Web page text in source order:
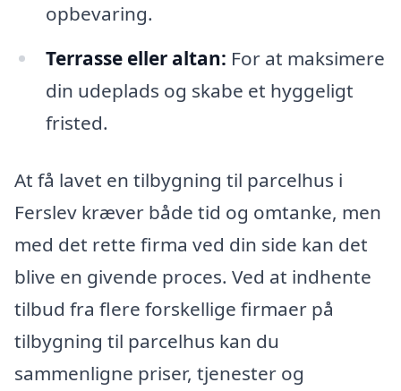
opbevaring.
Terrasse eller altan: For at maksimere
din udeplads og skabe et hyggeligt
fristed.
At få lavet en tilbygning til parcelhus i
Ferslev kræver både tid og omtanke, men
med det rette firma ved din side kan det
blive en givende proces. Ved at indhente
tilbud fra flere forskellige firmaer på
tilbygning til parcelhus kan du
sammenligne priser, tjenester og